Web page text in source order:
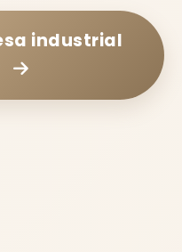
industrial